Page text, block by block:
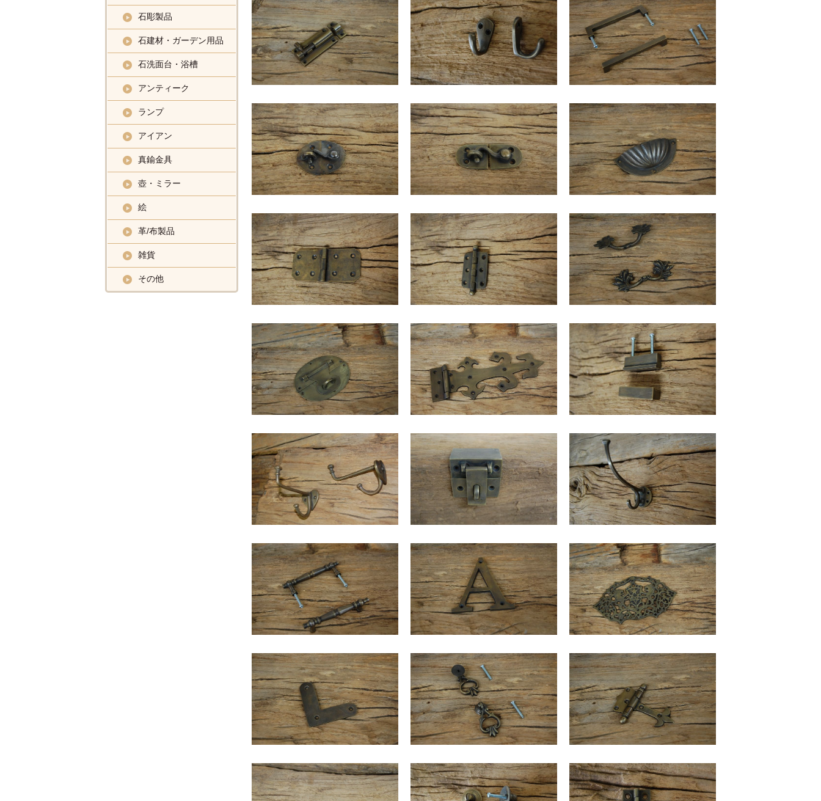
石彫製品
石建材・ガーデン用品
石洗面台・浴槽
アンティーク
ランプ
アイアン
真鍮金具
壺・ミラー
絵
革/布製品
雑貨
その他